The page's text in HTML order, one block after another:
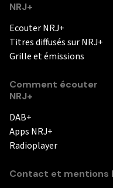
NRJ+
Ecouter NRJ+
Titres diffusés sur NRJ+
Grille et émissions
Comment écouter
NRJ+
DAB+
Apps NRJ+
Radioplayer
Contact et mentions